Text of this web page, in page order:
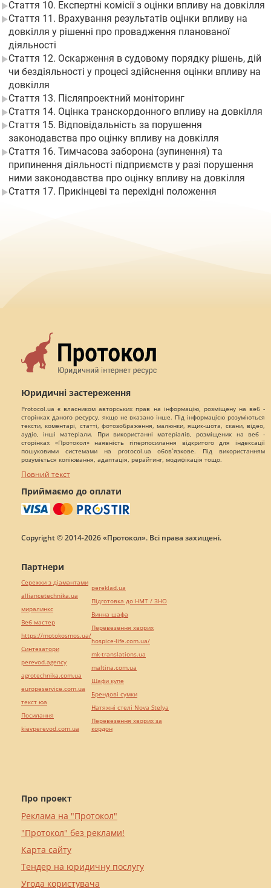
Стаття 10. Експертні комісії з оцінки впливу на довкілля
Стаття 11. Врахування результатів оцінки впливу на
довкілля у рішенні про провадження планованої
діяльності
Стаття 12. Оскарження в судовому порядку рішень, дій
чи бездіяльності у процесі здійснення оцінки впливу на
довкілля
Стаття 13. Післяпроектний моніторинг
Стаття 14. Оцінка транскордонного впливу на довкілля
Стаття 15. Відповідальність за порушення
законодавства про оцінку впливу на довкілля
Стаття 16. Тимчасова заборона (зупинення) та
припинення діяльності підприємств у разі порушення
ними законодавства про оцінку впливу на довкілля
Стаття 17. Прикінцеві та перехідні положення
Юридичні застереження
Protocol.ua є власником авторських прав на інформацію, розміщену на веб -
сторінках даного ресурсу, якщо не вказано інше. Під інформацією розуміються
тексти, коментарі, статті, фотозображення, малюнки, ящик-шота, скани, відео,
аудіо, інші матеріали. При використанні матеріалів, розміщених на веб -
сторінках «Протокол» наявність гіперпосилання відкритого для індексації
пошуковими системами на protocol.ua обов`язкове. Під використанням
розуміється копіювання, адаптація, рерайтинг, модифікація тощо.
Повний текст
Приймаємо до оплати
Copyright © 2014-2026 «Протокол». Всі права захищені.
Про проект
Реклама на "Протокол"
"Протокол" без реклами!
Карта сайту
Тендер на юридичну послугу
Угода користувача
Партнери
Сережки з діамантами
alliancetechnika.ua
миралинкс
Веб мастер
https://motokosmos.ua/
Синтезатори
perevod.agency
agrotechnika.com.ua
europeservice.com.ua
текст юа
Посилання
kievperevod.com.ua
pereklad.ua
Підготовка до НМТ / ЗНО
Винна шафа
Перевезення хворих
hospice-life.com.ua/
mk-translations.ua
maltina.com.ua
Шафи купе
Брендові сумки
Натяжні стелі Nova Stelya
Перевезення хворих за
кордон